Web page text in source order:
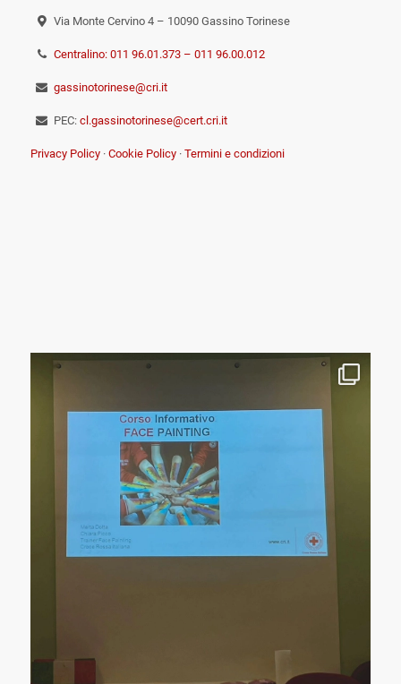
Via Monte Cervino 4 – 10090 Gassino Torinese
Centralino: 011 96.01.373 – 011 96.00.012
gassinotorinese@cri.it
PEC: cl.gassinotorinese@cert.cri.it
Privacy Policy· Cookie Policy· Termini e condizioni